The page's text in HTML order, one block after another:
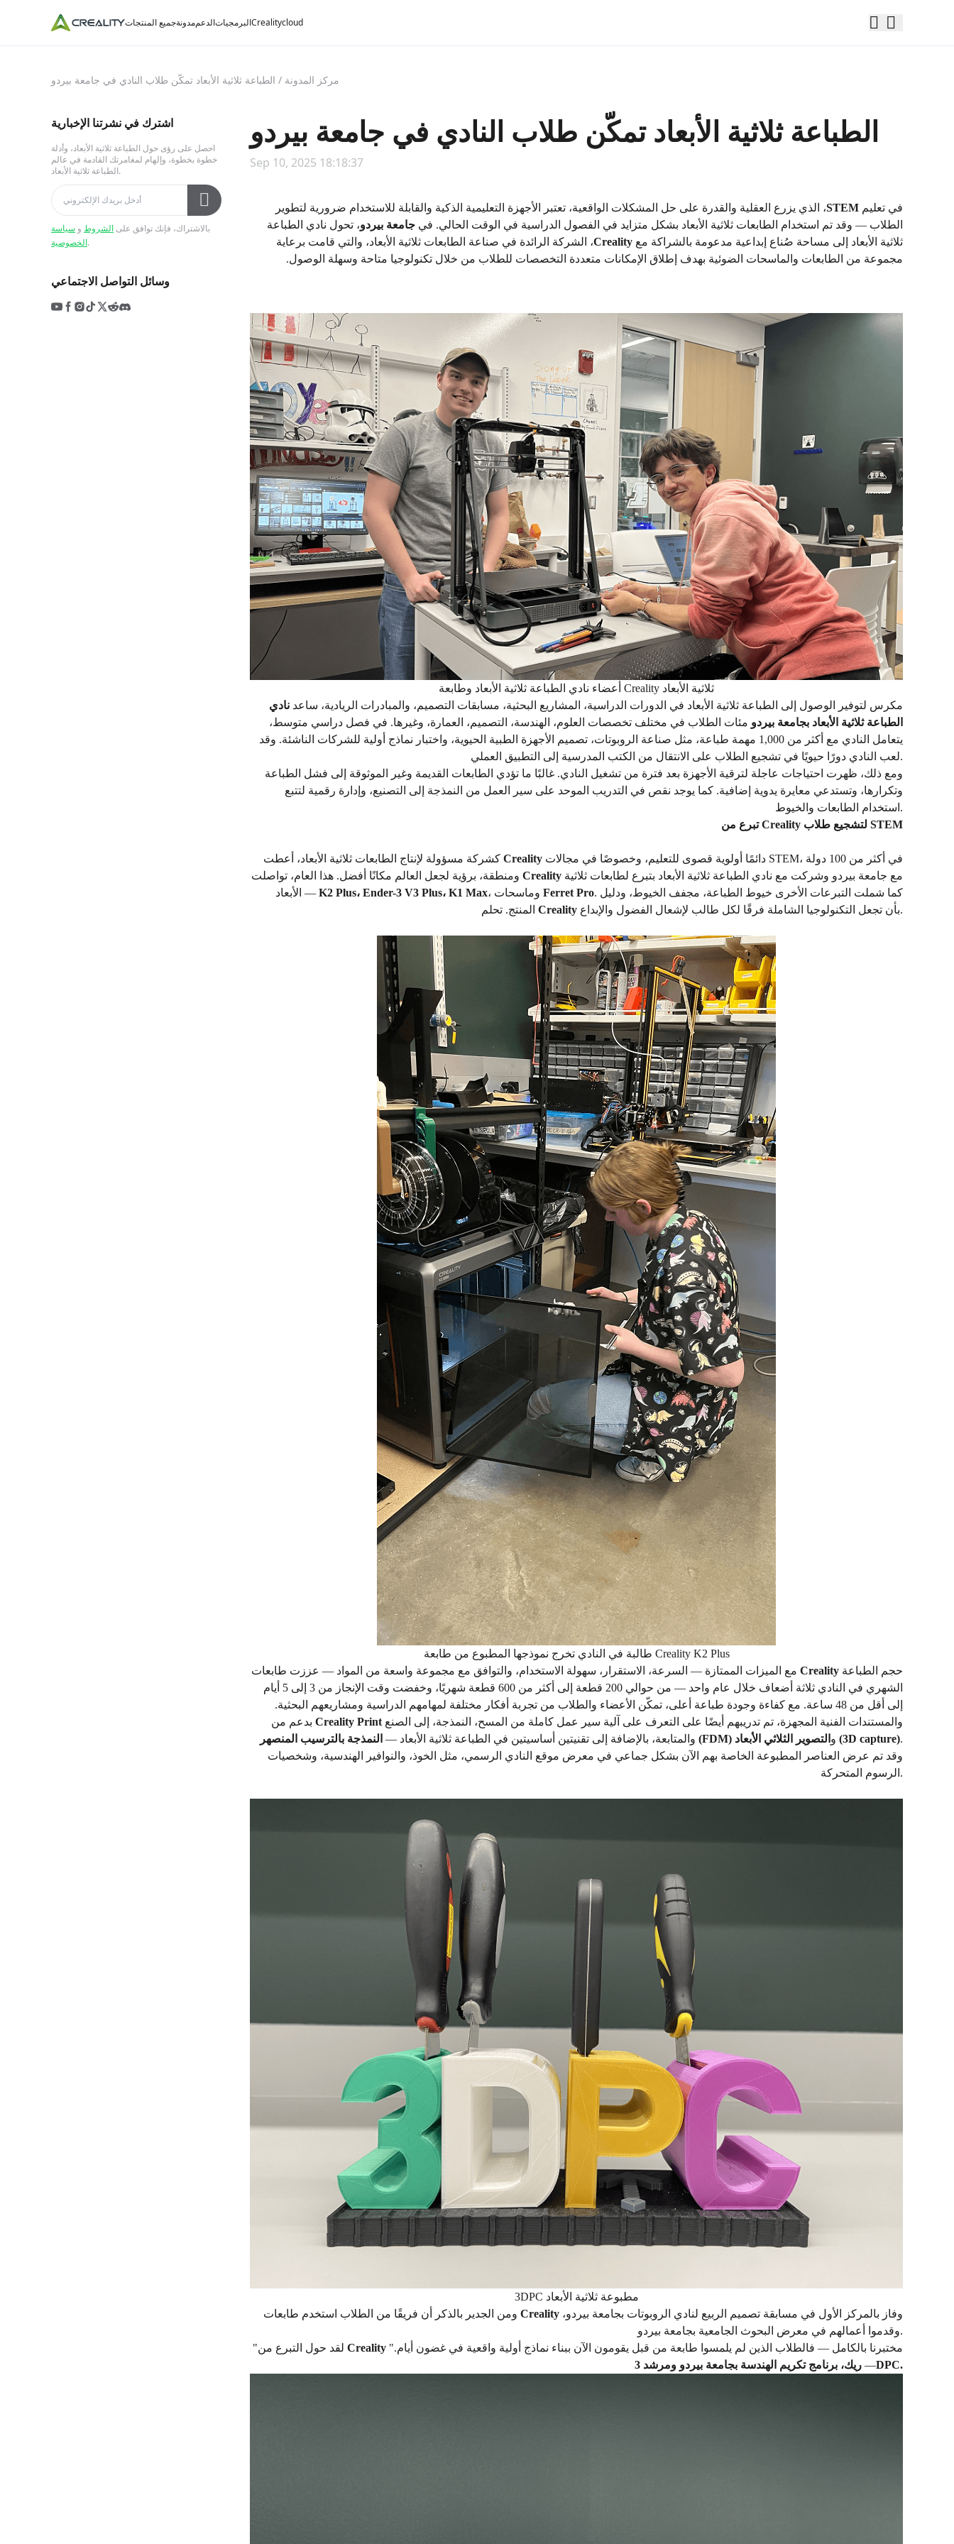
جميع المنتجاتمدونةالدعمالبرمجياتCrealitycloud
مركز المدونة / الطباعة ثلاثية الأبعاد تمكّن طلاب النادي في جامعة بيردو
اشترك في نشرتنا الإخبارية
احصل على رؤى حول الطباعة ثلاثية الأبعاد، وأدلة
خطوة بخطوة، وإلهام لمغامرتك القادمة في عالم
الطباعة ثلاثية الأبعاد.
بالاشتراك، فإنك توافق على الشروط و سياسة
الخصوصية.
وسائل التواصل الاجتماعي
الطباعة ثلاثية الأبعاد تمكّن طلاب النادي في جامعة بيردو
Sep 10, 2025 18:18:37
في تعليم STEM، الذي يزرع العقلية والقدرة على حل المشكلات الواقعية، تعتبر الأجهزة التعليمية الذكية والقابلة للاستخدام ضرورية لتطوير
الطلاب — وقد تم استخدام الطابعات ثلاثية الأبعاد بشكل متزايد في الفصول الدراسية في الوقت الحالي. في جامعة بيردو، تحول نادي الطباعة
ثلاثية الأبعاد إلى مساحة صُناع إبداعية مدعومة بالشراكة مع Creality، الشركة الرائدة في صناعة الطابعات ثلاثية الأبعاد، والتي قامت برعاية
مجموعة من الطابعات والماسحات الضوئية بهدف إطلاق الإمكانات متعددة التخصصات للطلاب من خلال تكنولوجيا متاحة وسهلة الوصول.
أعضاء نادي الطباعة ثلاثية الأبعاد وطابعة Creality ثلاثية الأبعاد
مكرس لتوفير الوصول إلى الطباعة ثلاثية الأبعاد في الدورات الدراسية، المشاريع البحثية، مسابقات التصميم، والمبادرات الريادية، ساعد نادي
الطباعة ثلاثية الأبعاد بجامعة بيردو مئات الطلاب في مختلف تخصصات العلوم، الهندسة، التصميم، العمارة، وغيرها. في فصل دراسي متوسط،
يتعامل النادي مع أكثر من 1,000 مهمة طباعة، مثل صناعة الروبوتات، تصميم الأجهزة الطبية الحيوية، واختبار نماذج أولية للشركات الناشئة. وقد
لعب النادي دورًا حيويًا في تشجيع الطلاب على الانتقال من الكتب المدرسية إلى التطبيق العملي.
ومع ذلك، ظهرت احتياجات عاجلة لترقية الأجهزة بعد فترة من تشغيل النادي. غالبًا ما تؤدي الطابعات القديمة وغير الموثوقة إلى فشل الطباعة
وتكرارها، وتستدعي معايرة يدوية إضافية. كما يوجد نقص في التدريب الموحد على سير العمل من النمذجة إلى التصنيع، وإدارة رقمية لتتبع
استخدام الطابعات والخيوط.
تبرع من Creality لتشجيع طلاب STEM
Creality
Creality
الأبعاد — K2 Plus، Ender-3 V3 Plus، K1 Max Ferret Pro. كما شملت التبرعات الأخرى خيوط الطباعة، مجفف الخيوط، ودليل
Creality بأن تجعل التكنولوجيا الشاملة فرقًا لكل طالب لإشعال الفضول والإبداع.
طالبة في النادي تخرج نموذجها المطبوع من طابعة Creality K2 Plus
Creality
الشهري في النادي ثلاثة أضعاف خلال عام واحد — من حوالي 200 قطعة إلى أكثر من 600 قطعة شهريًا، وخفضت وقت الإنجاز من 3 إلى 5 أيام
إلى أقل من 48 ساعة. مع كفاءة وجودة طباعة أعلى، تمكّن الأعضاء والطلاب من تجربة أفكار مختلفة لمهامهم الدراسية ومشاريعهم البحثية.
Creality Print
والمتابعة، بالإضافة إلى تقنيتين أساسيتين في الطباعة ثلاثية الأبعاد — النمذجة بالترسيب المنصهر (FDM) و التصوير الثلاثي الأبعاد (3D capture).
وقد تم عرض العناصر المطبوعة الخاصة بهم الآن بشكل جماعي في معرض موقع النادي الرسمي، مثل الخوذ، والنوافير الهندسية، وشخصيات
الرسوم المتحركة.
3DPC مطبوعة ثلاثية الأبعاد
Creality
وقدموا أعمالهم في معرض البحوث الجامعية بجامعة بيردو.
Creality
—ريك، برنامج تكريم الهندسة بجامعة بيردو ومرشد 3DPC.